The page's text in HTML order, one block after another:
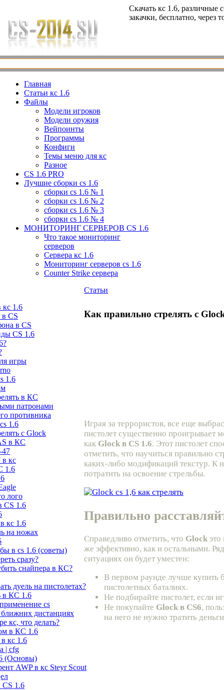
Скачать кс 1.6, различные
закачки, бесплатно, через
Главная
Статьи кс 1.6
Файлы
Модели игроков
Модели оружия
Вейпоинты
Программы
Конфиги
Темы меню для кс
Разное
CS 1.6 PRO
Лучшие сборки cs 1.6
сборки cs 1.6 № 1
сборки cs 1.6 № 2
сборки cs 1.6 № 3
сборки cs 1.6 № 4
МОНИТОРИНГ СЕРВЕРОВ CS 1.6
Что такое мониторинг
серверов
Сервера кс 1.6
Мониторинг серверов cs 1.6
Counter Strike сервера
1.6
CS
в CS
CS 1.6
игры
1.6
в КС
патронами
противника
1.6
с Glock
в КС
47
кс
1.6
лого
CS 1.6
кс 1.6
на ножах
в cs 1.6 (советы)
сразу?
снайпера в КС?
дуель на пистолетах?
в КС 1.6
cs
дистанциях
кс, что делать?
в КС 1.6
кс 1.6
| cfg
(Основы)
AWP в кс Steyr Scout
1.6
Статьи
Как правильно стрелять с
Играя за террористов, все еще
пистолет существенно проигрывает
как Glock в CS 1.6. Этот пистолет
отметить, что научиться правильно
каких-либо модификаций текстур. К
потратить на освоение стрельбы.
Правильно
Справедливо отметить, что Glock
же эффективно, как и остальными.
ситуациях он будет уместен:
В первом раунде лучше купить
пистолетных баталиях.
Не подбирайте пистолет, если
Не покупайте Glock в CS6,
на него не нужно тратить